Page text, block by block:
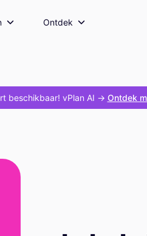
Ontdek
beschikbaar! vPlan AI -> Ontdek